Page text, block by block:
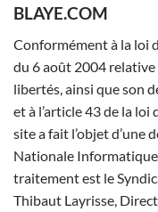
BLAYE.COM
Conformément à la loi
du 6 août 2004 relative
libertés, ainsi que son
et à l’article 43 de la
site a fait l’objet d’une
Nationale
traitement est le
Thibaut Layrisse,